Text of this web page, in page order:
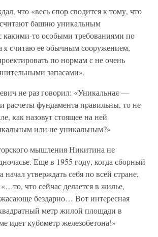
что «весь спор сводится к тому, что
башню уникальным
какими-то особыми требованиями по
я считаю ее обычным сооружением,
по нормам с не очень
запасами».
не раз говорил: «Уникальная —
расчеты фундамента правильны, то не
как назовут стоящее на ней
или не уникальным?»
мышления Никитина не
Еще в 1955 году, когда сборный
начал утверждать себя по всей стране,
что сейчас делается в жилье,
бездарно… Вот интересная
метр жилой площади в
идет кубометр железобетона!»